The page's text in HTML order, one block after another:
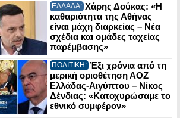
ΕΛΛΑΔΑ: Χάρης Δούκας: «Η
καθαριότητα της Αθήνας
είναι μάχη διαρκείας – Νέα
σχέδια και ομάδες ταχείας
παρέμβασης»
ΠΟΛΙΤΙΚΗ: Έξι χρόνια από τη
μερική οριοθέτηση ΑΟΖ
Ελλάδας-Αιγύπτου – Νίκος
Δένδιας: «Κατοχυρώσαμε το
εθνικό συμφέρον»